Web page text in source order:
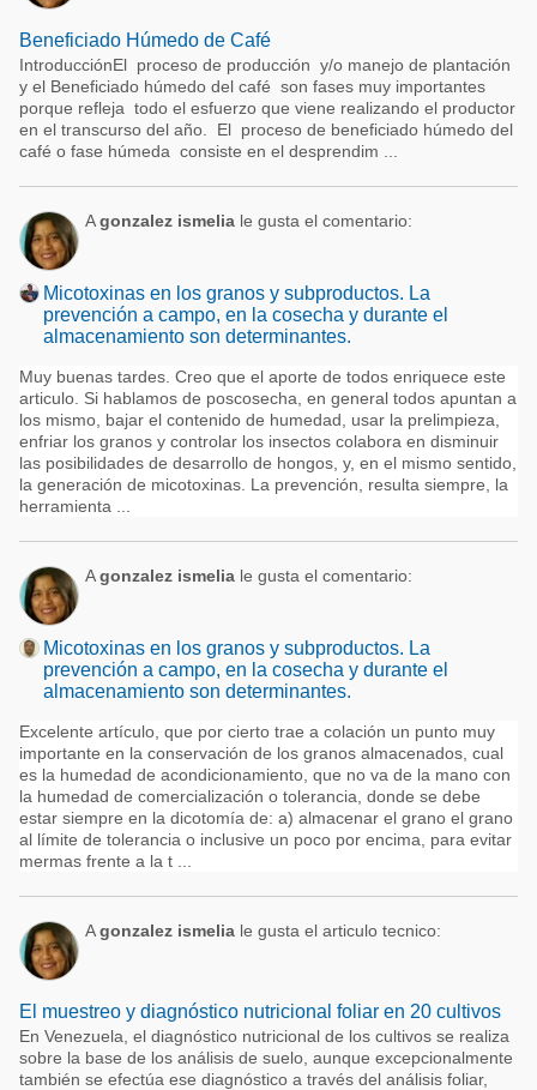
Beneficiado Húmedo de Café
IntroducciónEl proceso de producción y/o manejo de plantación
y el Beneficiado húmedo del café son fases muy importantes
porque refleja todo el esfuerzo que viene realizando el productor
en el transcurso del año. El proceso de beneficiado húmedo del
café o fase húmeda consiste en el desprendim ...
Agonzalez ismelia le gusta el comentario:
Micotoxinas en los granos y subproductos. La
prevención a campo, en la cosecha y durante el
almacenamiento son determinantes.
Muy buenas tardes. Creo que el aporte de todos enriquece este
articulo. Si hablamos de poscosecha, en general todos apuntan a
los mismo, bajar el contenido de humedad, usar la prelimpieza,
enfriar los granos y controlar los insectos colabora en disminuir
las posibilidades de desarrollo de hongos, y, en el mismo sentido,
la generación de micotoxinas. La prevención, resulta siempre, la
herramienta ...
Agonzalez ismelia le gusta el comentario:
Micotoxinas en los granos y subproductos. La
prevención a campo, en la cosecha y durante el
almacenamiento son determinantes.
Excelente artículo, que por cierto trae a colación un punto muy
importante en la conservación de los granos almacenados, cual
es la humedad de acondicionamiento, que no va de la mano con
la humedad de comercialización o tolerancia, donde se debe
estar siempre en la dicotomía de: a) almacenar el grano el grano
al límite de tolerancia o inclusive un poco por encima, para evitar
mermas frente a la t ...
Agonzalez ismelia le gusta el articulo tecnico:
El muestreo y diagnóstico nutricional foliar en 20 cultivos
En Venezuela, el diagnóstico nutricional de los cultivos se realiza
sobre la base de los análisis de suelo, aunque excepcionalmente
también se efectúa ese diagnóstico a través del análisis foliar,